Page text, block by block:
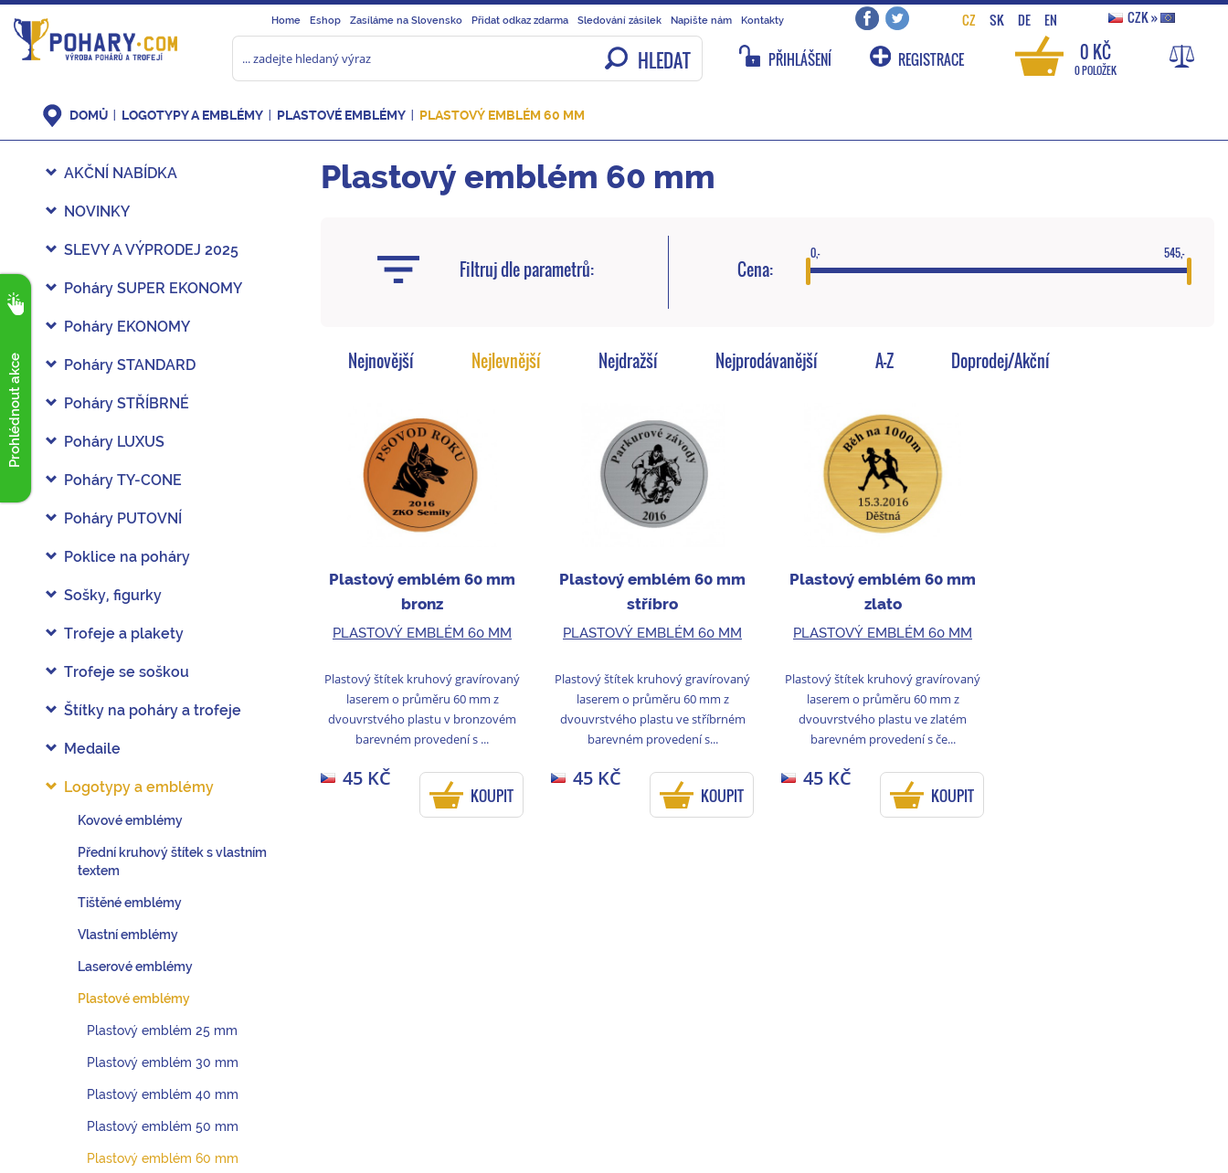
Home Eshop Zasíláme na Slovensko Přidat odkaz zdarma Sledování zásilek Napište nám Kontakty CZ SK DE EN CZK»
HLEDAT PŘIHLÁŠENÍ REGISTRACE 0 KČ
0 POLOŽEK
Prohlédnout akce
DOMŮ LOGOTYPY A EMBLÉMY PLASTOVÉ EMBLÉMY PLASTOVÝ EMBLÉM 60 MM
AKČNÍ NABÍDKA
NOVINKY
SLEVY A VÝPRODEJ 2025
Poháry SUPER EKONOMY
Poháry EKONOMY
Poháry STANDARD
Poháry STŘÍBRNÉ
Poháry LUXUS
Poháry TY-CONE
Poháry PUTOVNÍ
Poklice na poháry
Sošky, figurky
Trofeje a plakety
Trofeje se soškou
Štítky na poháry a trofeje
Medaile
Logotypy a emblémy
Kovové emblémy
Přední kruhový štítek s vlastním
textem
Tištěné emblémy
Vlastní emblémy
Laserové emblémy
Plastové emblémy
Plastový emblém 25 mm
Plastový emblém 30 mm
Plastový emblém 40 mm
Plastový emblém 50 mm
Plastový emblém 60 mm
Plastový emblém 60 mm
Filtruj dle parametrů: Cena:
0,- 545,-
Nejnovější Nejlevnější Nejdražší Nejprodávanější A-Z Doprodej/Akční
Plastový emblém 60 mm
bronz
PLASTOVÝ EMBLÉM 60 MM
Plastový štítek kruhový gravírovaný
laserem o průměru 60 mm z
dvouvrstvého plastu v bronzovém
barevném provedení s ...
45 KČ
KOUPIT
Plastový emblém 60 mm
stříbro
PLASTOVÝ EMBLÉM 60 MM
Plastový štítek kruhový gravírovaný
laserem o průměru 60 mm z
dvouvrstvého plastu ve stříbrném
barevném provedení s...
45 KČ
KOUPIT
Plastový emblém 60 mm
zlato
PLASTOVÝ EMBLÉM 60 MM
Plastový štítek kruhový gravírovaný
laserem o průměru 60 mm z
dvouvrstvého plastu ve zlatém
barevném provedení s če...
45 KČ
KOUPIT